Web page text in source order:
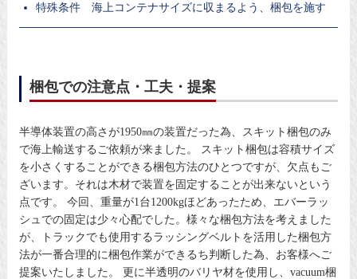
特殊条件 海上コンテナサイズに収まるよう、梱包を施す
梱包での注意点・工夫・提案
半導体装置の高さが1950㎜の装置だった為、スキット梱包のみ
で海上輸送するご依頼が来ました。 スキット梱包は容積サイズ
を小さくすることができる梱包方法のひとつですが、欠点もご
ざいます。それは木材で装置を固定することが出来ないという
点です。 今回、重量が1台1200kgほどあったため、エバーラッ
シュでの固定は少々心配でした。様々な梱包方法を考えました
が、トラックでも使用するラッシングベルトを活用した梱包方
法が一番合理的に梱包作業ができるち判断した為、お客様へご
提案いたしました。 更に半透明のバリヤ材を使用し、vacuum梱